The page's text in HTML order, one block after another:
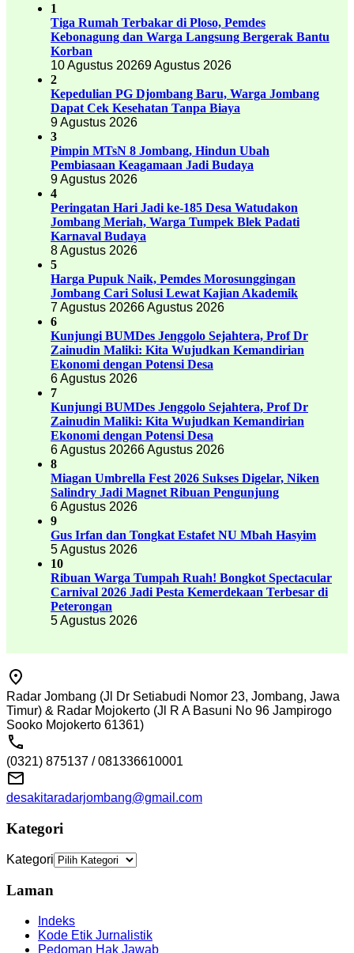
1
Tiga Rumah Terbakar di Ploso, Pemdes
Kebonagung dan Warga Langsung Bergerak Bantu
Korban
10 Agustus 20269 Agustus 2026
2
Kepedulian PG Djombang Baru, Warga Jombang
Dapat Cek Kesehatan Tanpa Biaya
9 Agustus 2026
3
Pimpin MTsN 8 Jombang, Hindun Ubah
Pembiasaan Keagamaan Jadi Budaya
9 Agustus 2026
4
Peringatan Hari Jadi ke-185 Desa Watudakon
Jombang Meriah, Warga Tumpek Blek Padati
Karnaval Budaya
8 Agustus 2026
5
Harga Pupuk Naik, Pemdes Morosunggingan
Jombang Cari Solusi Lewat Kajian Akademik
7 Agustus 20266 Agustus 2026
6
Kunjungi BUMDes Jenggolo Sejahtera, Prof Dr
Zainudin Maliki: Kita Wujudkan Kemandirian
Ekonomi dengan Potensi Desa
6 Agustus 2026
7
Kunjungi BUMDes Jenggolo Sejahtera, Prof Dr
Zainudin Maliki: Kita Wujudkan Kemandirian
Ekonomi dengan Potensi Desa
6 Agustus 20266 Agustus 2026
8
Miagan Umbrella Fest 2026 Sukses Digelar, Niken
Salindry Jadi Magnet Ribuan Pengunjung
6 Agustus 2026
9
Gus Irfan dan Tongkat Estafet NU Mbah Hasyim
5 Agustus 2026
10
Ribuan Warga Tumpah Ruah! Bongkot Spectacular
Carnival 2026 Jadi Pesta Kemerdekaan Terbesar di
Peterongan
5 Agustus 2026
Radar Jombang (Jl Dr Setiabudi Nomor 23, Jombang, Jawa
Timur) & Radar Mojokerto (Jl R A Basuni No 96 Jampirogo
Sooko Mojokerto 61361)
(0321) 875137 / 081336610001
desakitaradarjombang@gmail.com
Kategori
Kategori
Laman
Indeks
Kode Etik Jurnalistik
Pedoman Hak Jawab